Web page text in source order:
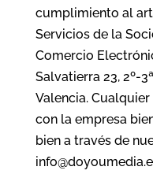
cumplimiento al
Servicios de la
Comercio
Salvatierra 23, 2º-
Valencia.
con la empresa
bien a través de